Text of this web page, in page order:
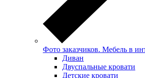
Фото заказчиков. Мебель в
Диван
Двуспальные кровати
Детские кровати